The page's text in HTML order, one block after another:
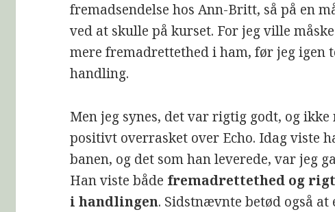
fremadsendelse hos Ann-Britt, så på en
ved at skulle på kurset. For jeg ville
mere fremadrettethed i ham, før jeg igen
handling.
Men jeg synes, det var rigtig godt, og
positivt overrasket over Echo. Idag viste
banen, og det som han leverede, var jeg
Han viste både fremadrettethed og
i handlingen. Sidstnævnte betød også